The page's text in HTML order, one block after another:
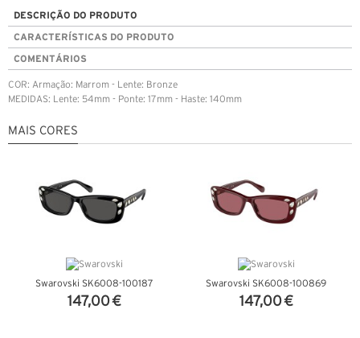
DESCRIÇÃO DO PRODUTO
CARACTERÍSTICAS DO PRODUTO
COMENTÁRIOS
COR: Armação: Marrom - Lente: Bronze
MEDIDAS: Lente: 54mm - Ponte: 17mm - Haste: 140mm
MAIS CORES
Swarovski SK6008-100187
147,00 €
Swarovski SK6008-100869
147,00 €